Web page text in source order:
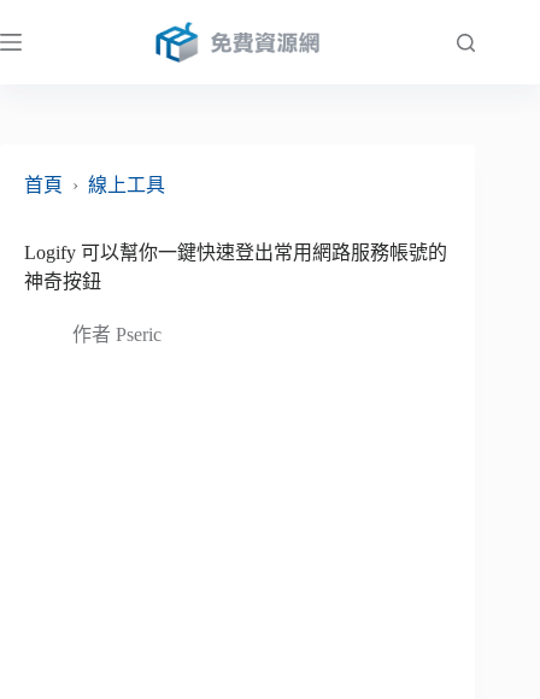
至
首頁
› 線上工具
Logify 可以幫你一鍵快速登出常用網路服務帳號的
神奇按鈕
作者 Pseric